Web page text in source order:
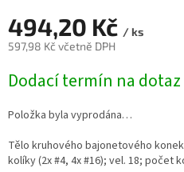
494,20 Kč / ks
597,98 Kč včetně DPH
cena:
Dodací termín na dotaz
Položka byla vyprodána…
Tělo kruhového bajonetového
kolíky (2x #4, 4x #16); vel. 18; počet